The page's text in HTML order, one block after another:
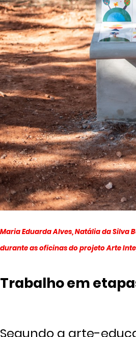
Maria Eduarda Alves, Natália da Silva
durante as oficinas do projeto Arte
Trabalho em
Segundo a arte-